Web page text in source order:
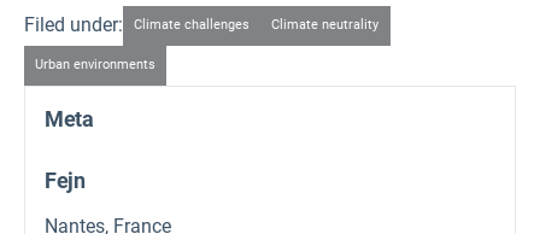
Filed under: Climate challenges Climate neutrality
Urban environments
Meta
Fejn
Nantes, France